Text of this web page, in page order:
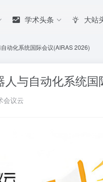
学术头条 大站
动化系统国际会议(AIRAS 2026)
与自动化系统
会议云